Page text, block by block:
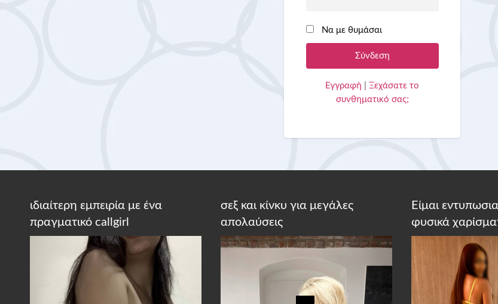
Να με θυμάσαι
Εγγραφή
Ξεχάσατε το
συνθηματικό σας;
ιδιαίτερη εμπειρία με ένα
πραγματικό callgirl
σεξ και κίνκυ για μεγάλες
απολαύσεις
Είμαι
φυσικά